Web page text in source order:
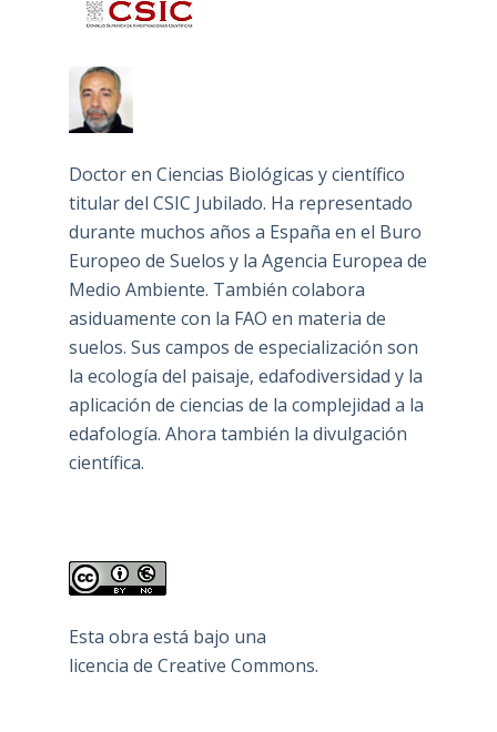
Doctor en Ciencias Biológicas y científico
titular del CSIC Jubilado. Ha representado
durante muchos años a España en el Buro
Europeo de Suelos y la Agencia Europea de
Medio Ambiente. También colabora
asiduamente con la FAO en materia de
suelos. Sus campos de especialización son
la ecología del paisaje, edafodiversidad y la
aplicación de ciencias de la complejidad a la
edafología. Ahora también la divulgación
científica.
Esta obra está bajo una
licencia de Creative Commons.